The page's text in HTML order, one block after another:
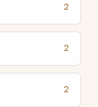
2
2
2